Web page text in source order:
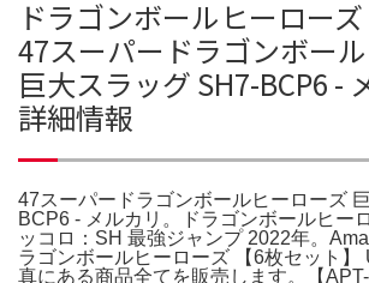
ドラゴンボールヒーロー
47スーパードラゴンボー
巨大スラッグ SH7-BCP6 -
詳細情報
47スーパードラゴンボールヒーローズ
BCP6 - メルカリ。ドラゴンボールヒー
ッコロ：SH 最強ジャンプ 2022年。
ラゴンボールヒーローズ 【6枚セット】
真にある商品全てを販売します。【